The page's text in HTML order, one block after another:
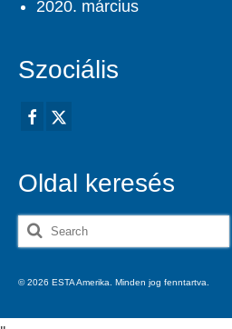
2020. március
Szociális
Oldal keresés
Search
for:
© 2026 ESTA Amerika. Minden jog fenntartva.